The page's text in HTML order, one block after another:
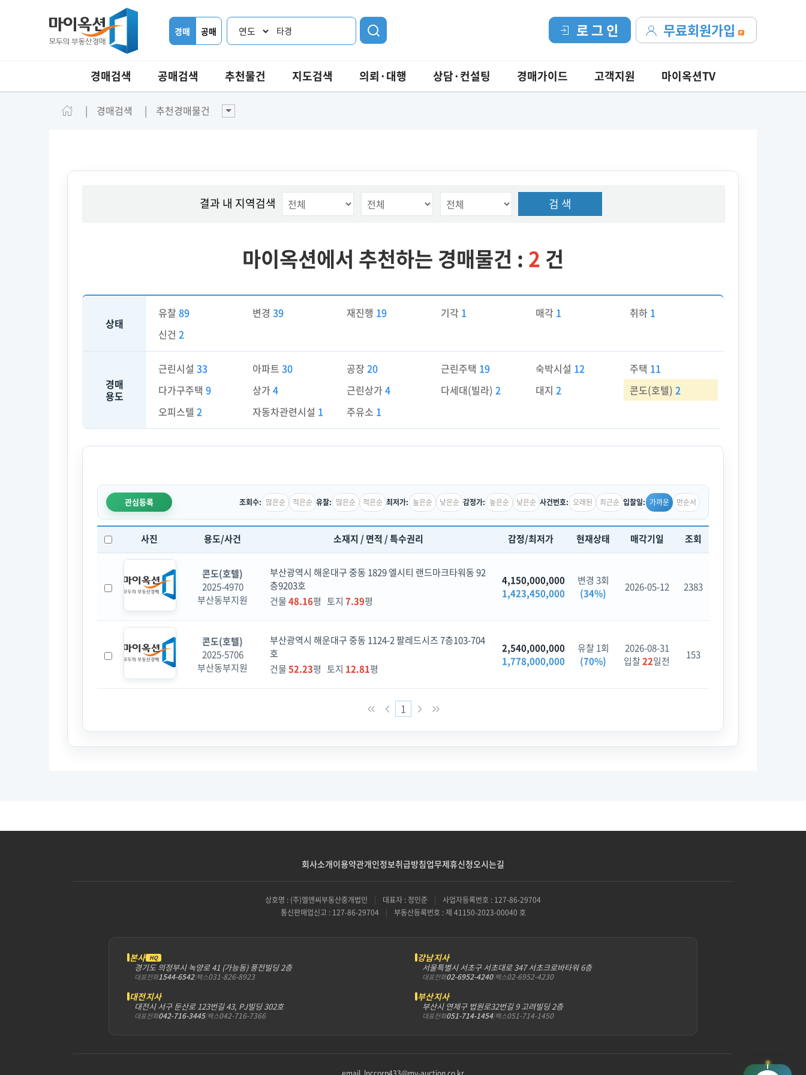
경매 공매 타경 무료회원가입
로 그 인
경매검색 공매검색 추천물건 지도검색 의뢰·대행 상담·컨설팅 경매가이드 고객지원 마이옥션TV
경매검색 추천경매물건
결과 내 지역검색 검 색
마이옥션에서 추천하는 경매물건 : 2 건
상태
유찰 89 변경39 재진행 19 기각 1 매각 1 취하 1
신건 2
경매
용도
근린시설 33 아파트30 공장20 근린주택 19 숙박시설 12 주택 11
다가구주택 9 상가4 근린상가4 다세대(빌라)2 대지 2 콘도(호텔) 2
오피스텔 2 자동차관련시설 1 주유소 1
관심등록 조회수: 많은순 적은순 유찰: 많은순 적은순 최저가: 높은순 낮은순 감정가: 높은순 낮은순 사건번호: 오래된 최근순 입찰일: 가까운 먼순서
사진 용도/사건 소재지 / 면적 / 특수권리 감정/최저가 현재상태 매각기일 조회
콘도(호텔)
2025-4970
부산동부지원
부산광역시 해운대구 중동 1829 엘시티 랜드마크타워동 92
층9203호
건물48.16평 토지 7.39평
4,150,000,000
1,423,450,000
변경 3회
(34%)
2026-05-12 2383
콘도(호텔)
2025-5706
부산동부지원
부산광역시 해운대구 중동 1124-2 팔레드시즈 7층103-704
호
건물52.23평 토지 12.81평
2,540,000,000
1,778,000,000
유찰 1회
(70%)
2026-08-31
입찰22일전 153
1
회사소개이용약관개인정보취급방침업무제휴신청오시는길
상호명 : (주)엘앤씨부동산중개법인 | 대표자 : 정민준 |
사업자등록번호 : 127-86-29704
통신판매업신고 : 127-86-29704
| 부동산등록번호 : 제 41150-2023-00040 호
본사 HQ
경기도 의정부시 녹양로 41 (가능동) 풍전빌딩 2층
대표전화1544-6542|팩스031-826-8923
강남지사
서울특별시 서초구 서초대로 347 서초크로바타워 6층
대표전화02-6952-4240|팩스02-6952-4230
대전지사
대전시 서구 둔산로 123번길 43, PJ빌딩 302호
대표전화042-716-3445|팩스042-716-7366
부산지사
부산시 연제구 법원로32번길 9 고려빌딩 2층
대표전화051-714-1454|팩스051-714-1450